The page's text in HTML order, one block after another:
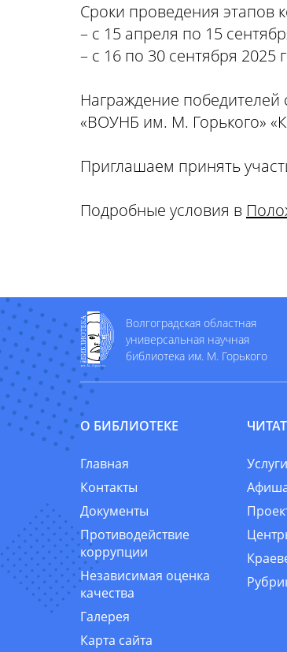
Сроки проведения этапов
– с 15 апреля по 15
– с 16 по 30 сентября 2025
Награждение победителей
«ВОУНБ им. М. Горького»
Приглашаем принять
Подробные условия в
Волгоградская областная
универсальная научная
библиотека им. М. Горького
О БИБЛИОТЕКЕ
Главная
Контакты
Документы
Противодействие
коррупции
Независимая оценка
качества
Галерея
Карта сайта
Услуги